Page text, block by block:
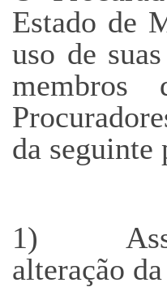
Estado de
uso de
membros
da seguinte
1)
alteração